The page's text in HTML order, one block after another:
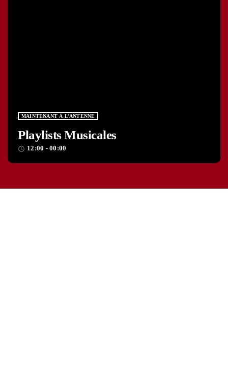
MAINTENANT À L’ANTENNE
Playlists Musicales
access_time 12:00 - 00:00